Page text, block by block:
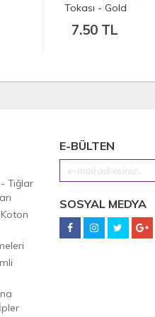
- Gümüş -
99.00 TL
Tığlar
E-BÜLTEN
SOSYAL MEDYA